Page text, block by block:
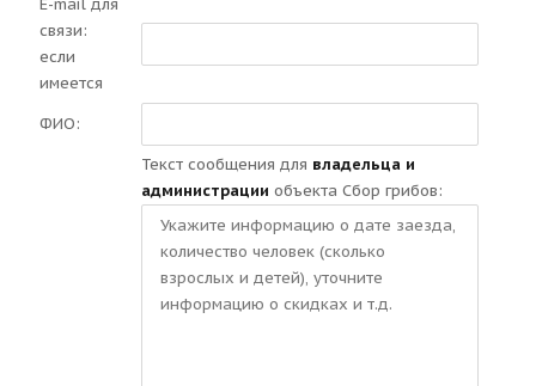
E-mail для
связи:
если
имеется
ФИО:
Текст сообщения для владельца и
администрации объекта Сбор грибов: